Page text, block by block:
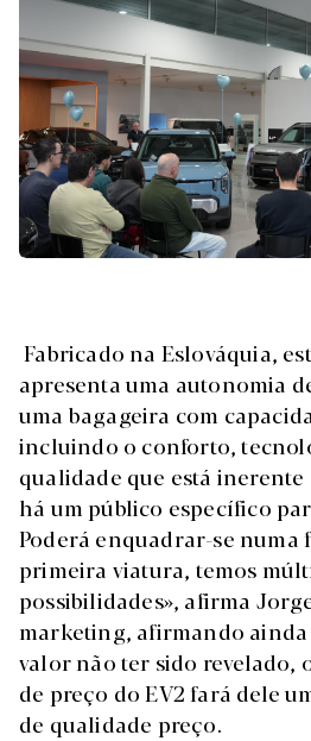
Fabricado na Eslováquia,
apresenta uma autonomia
uma bagageira com
incluindo o conforto,
qualidade que está inerente
há um público específico
Poderá enquadrar-se numa
primeira viatura, temos
possibilidades», afirma
marketing, afirmando ainda
valor não ter sido revelado,
de preço do EV2 fará dele
de qualidade preço.